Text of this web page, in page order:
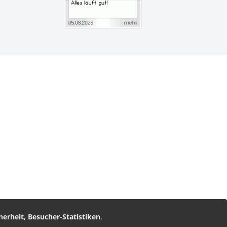
Leserservice
Besucher-Statistiken.